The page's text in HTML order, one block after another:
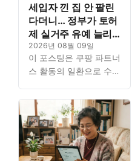
세입자 낀 집 안 팔린
다더니… 정부가 토허
제 실거주 유예 늘리
는 진짜 이유는?
2026년 08월 09일
이 포스팅은 쿠팡 파트너
스 활동의 일환으로 수수
다. Contents1. 긴급주거
지원 신청 가이드: 주거
위기 극복을 위한 필수
개요주거 ... Read…